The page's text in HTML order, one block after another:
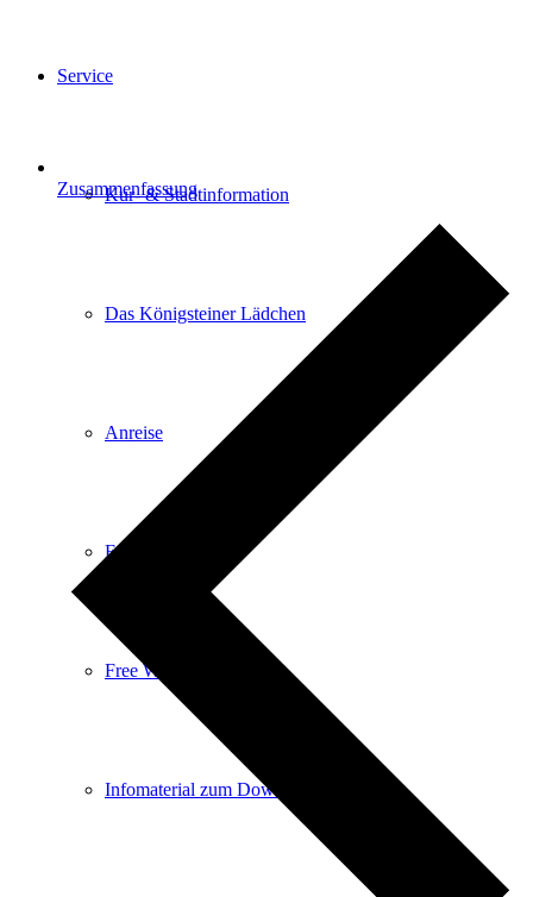
Service
Kur- & Stadtinformation
Das Königsteiner Lädchen
Anreise
E-Car-Sharing
Free Wifi
Infomaterial zum Download
Zusammenfassung